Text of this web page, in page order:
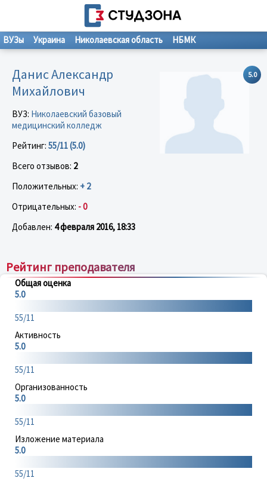
ВУЗы Украина Николаевская область НБМК
5.0
Данис Александр
Михайлович
ВУЗ: Николаевский базовый
медицинский колледж
Рейтинг: 55/11 (5.0)
Всего отзывов: 2
Положительных: + 2
Отрицательных: - 0
Добавлен: 4 февраля 2016, 18:33
Рейтинг преподавателя
Общая оценка
5.0
55/11
Активность
5.0
55/11
Организованность
5.0
55/11
Изложение материала
5.0
55/11